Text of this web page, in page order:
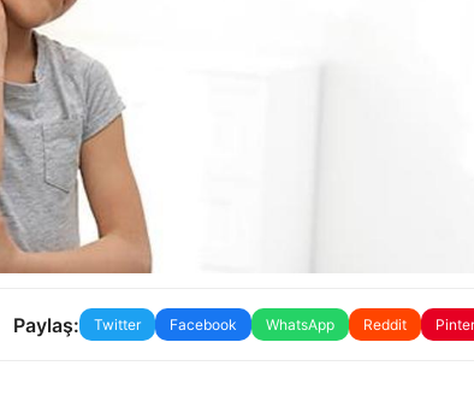
Paylaş: Twitter Facebook WhatsApp Reddit